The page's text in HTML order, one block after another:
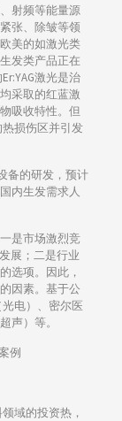
射频等能量源
张、除皱等领
美的如激光类
发类产品正在
激光是治
采取的红蓝激
吸收特性。但
损伤区并引发
备的研发，预计
内生发需求人
是市场激烈竞
展；二是行业
选项。因此，
因素。基于公
电）、密尔医
声）等。
例
域的投资热，